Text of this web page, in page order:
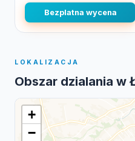
Bezplatna wycena
LOKALIZACJA
Obszar dzialania w
+
−